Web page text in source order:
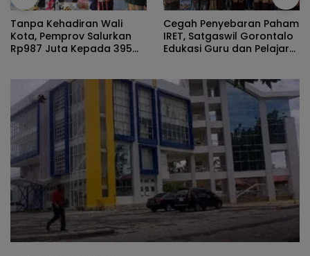
Kehadiran Wali
Pemprov Salurkan
Juta Kepada 395
Cegah Penyebaran Paham
IRET, Satgaswil Gorontalo
Edukasi Guru dan Pelajar